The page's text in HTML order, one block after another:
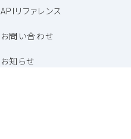
APIリファレンス
お問い合わせ
お知らせ